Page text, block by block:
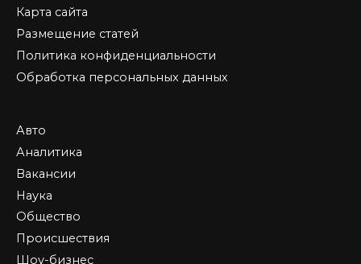
Карта сайта
Размещение статей
Политика конфиденциальности
Обработка персональных данных
Авто
Аналитика
Вакансии
Наука
Общество
Происшествия
Шоу-бизнес